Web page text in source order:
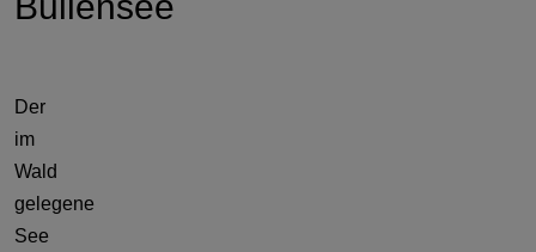
Der
im
Wald
gelegene
See